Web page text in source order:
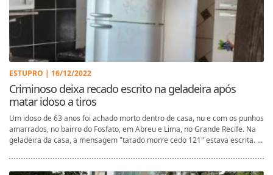
ESTUPRO | 16/12/2022
Criminoso deixa recado escrito na geladeira após
matar idoso a tiros
Um idoso de 63 anos foi achado morto dentro de casa, nu e com os punhos
amarrados, no bairro do Fosfato, em Abreu e Lima, no Grande Recife. Na
geladeira da casa, a mensagem "tarado morre cedo 121" estava escrita. ...